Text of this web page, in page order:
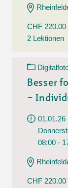
CHF 220.00
2 Lektionen
Besser
–
01.01.26
08:00 -
CHF 220.00